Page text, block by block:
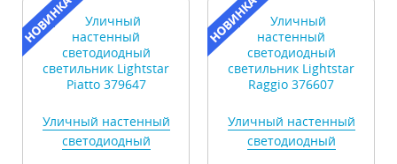
Уличный настенный
светодиодный
Уличный настенный
светодиодный